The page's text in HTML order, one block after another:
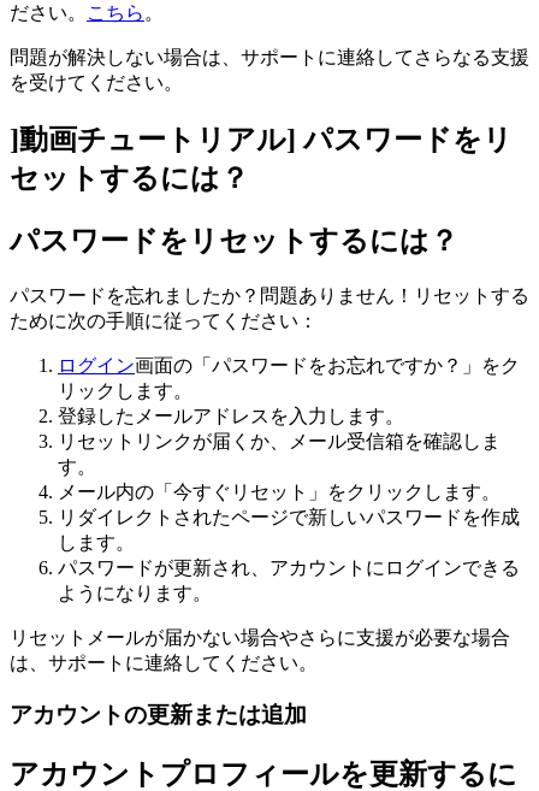
ださい。
こちら 。
問題が解決しない場合は、サポートに連絡してさらなる支援
を受けてください。
]動画チュートリアル] パスワードをリ
セットするには？
パスワードをリセットするには？
パスワードを忘れましたか？問題ありません！リセットする
ために次の手順に従ってください：
ログイン画面の「パスワードをお忘れですか？」をク
リックします。
登録したメールアドレスを入力します。
リセットリンクが届くか、メール受信箱を確認しま
す。
メール内の「今すぐリセット」をクリックします。
リダイレクトされたページで新しいパスワードを作成
します。
パスワードが更新され、アカウントにログインできる
ようになります。
リセットメールが届かない場合やさらに支援が必要な場合
は、サポートに連絡してください。
アカウントの更新または追加
アカウントプロフィールを更新するに